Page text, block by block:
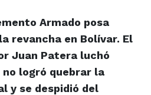
Armado posa
revancha en Bolívar. El
Juan Patera luchó
logró quebrar la
y se despidió del